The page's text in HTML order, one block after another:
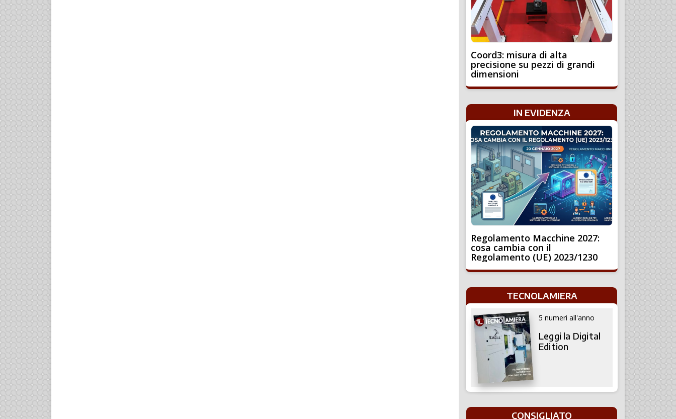
Coord3: misura di alta
precisione su pezzi di grandi
dimensioni
IN EVIDENZA
Regolamento Macchine 2027:
cosa cambia con il
Regolamento (UE) 2023/1230
TECNOLAMIERA
5 numeri all'anno
Leggi la Digital
Edition
CONSIGLIATO